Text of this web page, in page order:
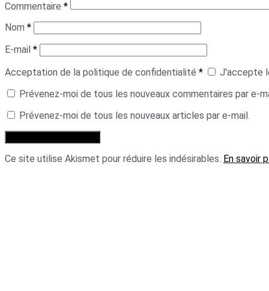
Commentaire *
Nom *
E-mail *
Acceptation de la politique de confidentialité * J'accepte
Prévenez-moi de tous les nouveaux commentaires par e-
Prévenez-moi de tous les nouveaux articles par e-mail.
Ce site utilise Akismet pour réduire les indésirables. En savoir